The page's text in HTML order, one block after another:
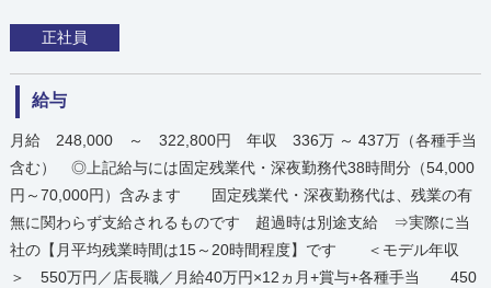
正社員
給与
月給 248,000 ～ 322,800円 年収 336万 ～ 437万（各種手当
含む） ◎上記給与には固定残業代・深夜勤務代38時間分（54,000
円～70,000円）含みます 固定残業代・深夜勤務代は、残業の有
無に関わらず支給されるものです 超過時は別途支給 ⇒実際に当
社の【月平均残業時間は15～20時間程度】です ＜モデル年収
＞ 550万円／店長職／月給40万円×12ヵ月+賞与+各種手当 450